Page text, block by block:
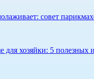
совет
хозяйки: 5 полезных